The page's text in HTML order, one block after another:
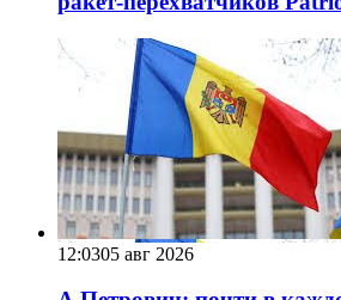
12:0305 авг 2026